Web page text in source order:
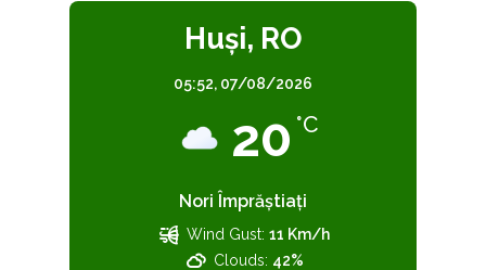
Huşi, RO
05:52, 07/08/2026
20 °C
Nori Împrăștiați
Wind Gust: 11 Km/h
Clouds: 42%